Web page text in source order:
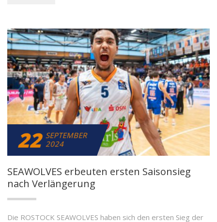
22 SEPTEMBER
2024
SEAWOLVES erbeuten ersten Saisonsieg
nach Verlängerung
Die ROSTOCK SEAWOLVES haben sich den ersten Sieg der